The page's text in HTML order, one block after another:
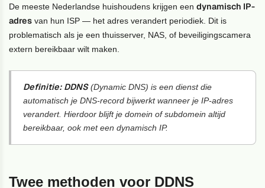
De meeste Nederlandse huishoudens krijgen eendynamisch IP-
adres van hun ISP — het adres verandert periodiek. Dit is
problematisch als je een thuisserver, NAS, of beveiligingscamera
extern bereikbaar wilt maken.
Definitie: DDNS(Dynamic DNS) is een dienst die
automatisch je DNS-record bijwerkt wanneer je IP-adres
verandert. Hierdoor blijft je domein of subdomein altijd
bereikbaar, ook met een dynamisch IP.
Twee methoden voor DDNS